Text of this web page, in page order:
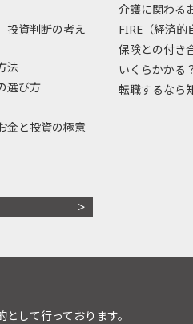
投資判断の考え
法
選び方
金と投資の極意
介護に関わる
FIRE（経済的
保険との付き
いくらかかる
転職するなら
して行っております。